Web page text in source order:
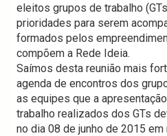
eleitos grupos de trabalho
prioridades para serem
formados pelos
compõem a Rede Ideia.
Saímos desta reunião mais
agenda de encontros dos
as equipes que a
trabalho realizados dos GTs
no dia 08 de junho de 2015